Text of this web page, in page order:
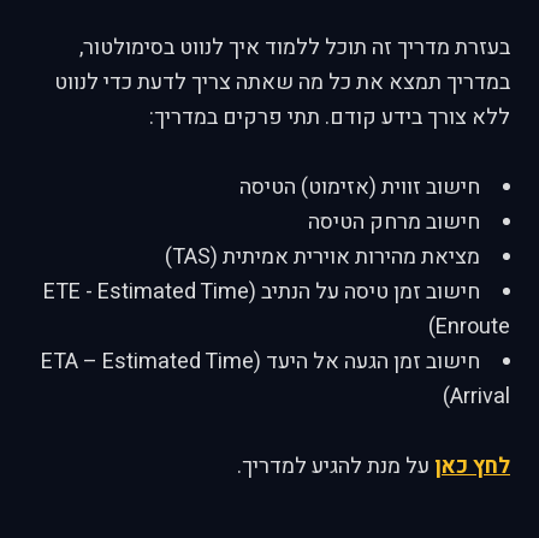
בעזרת מדריך זה תוכל ללמוד איך לנווט בסימולטור,
במדריך תמצא את כל מה שאתה צריך לדעת כדי לנווט
ללא צורך בידע קודם. תתי פרקים במדריך:
חישוב זווית (אזימוט) הטיסה
חישוב מרחק הטיסה
מציאת מהירות אוירית אמיתית (TAS)
חישוב זמן טיסה על הנתיב (ETE - Estimated Time
Enroute)
חישוב זמן הגעה אל היעד (ETA – Estimated Time
Arrival)
לחץ כאן על מנת להגיע למדריך.